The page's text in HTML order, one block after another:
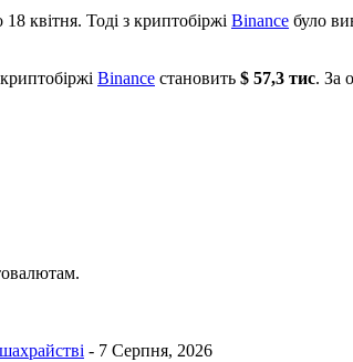
квітня. Тоді з криптобіржі Binance було
Binance становить $ 57,3 тис. За
- 7 Серпня, 2026